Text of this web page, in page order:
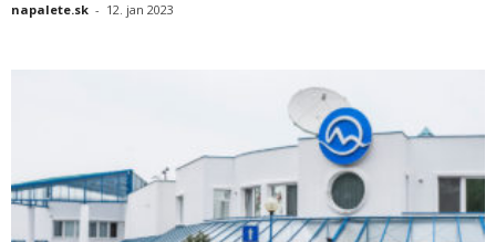
napalete.sk - 12. jan 2023